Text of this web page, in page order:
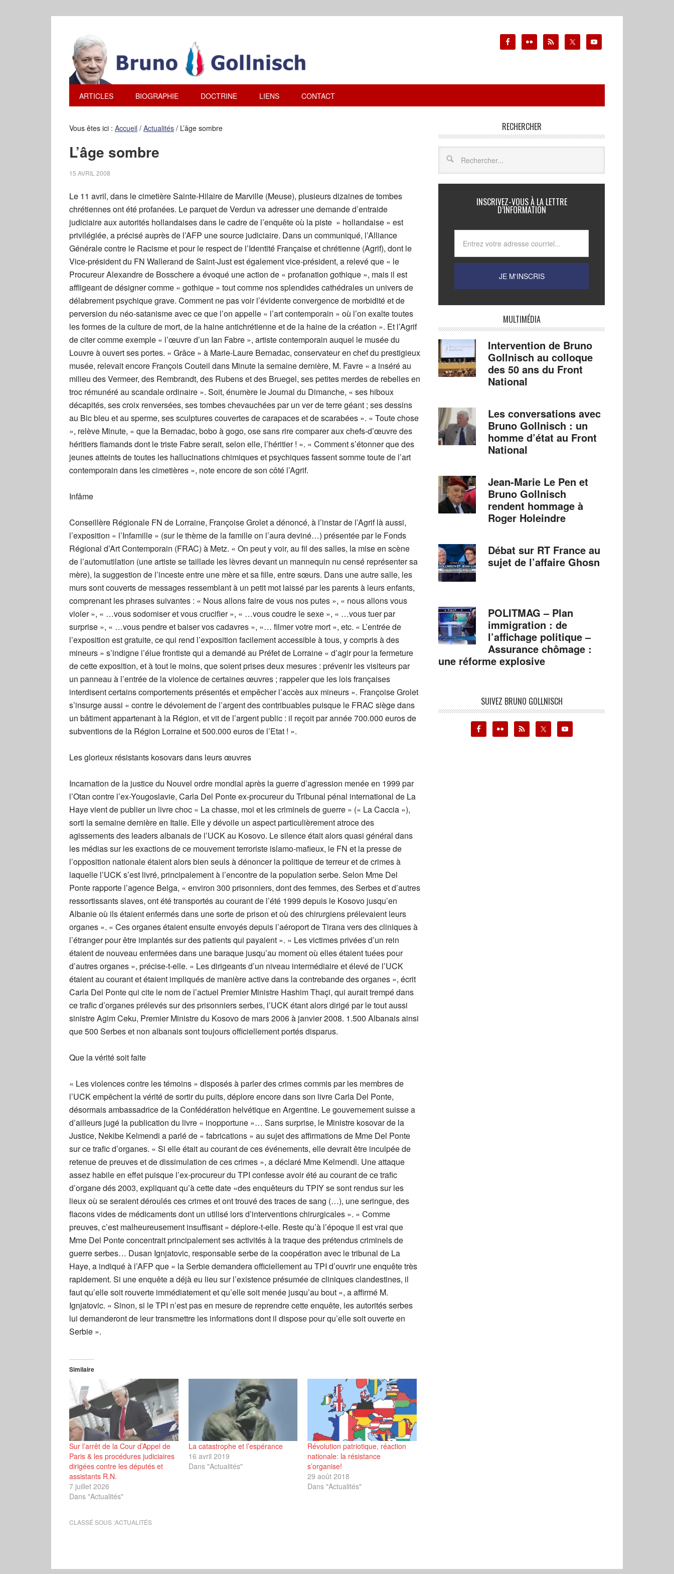
ARTICLES BIOGRAPHIE DOCTRINE LIENS CONTACT
Vous êtes ici : Accueil / Actualités / L’âge sombre
L’âge sombre
15 AVRIL 2008
Le 11 avril, dans le cimetière Sainte-Hilaire de Marville (Meuse), plusieurs dizaines de tombes
chrétiennes ont été profanées. Le parquet de Verdun va adresser une demande d’entraide
judiciaire aux autorités hollandaises dans le cadre de l’enquête où la piste » hollandaise » est
privilégiée, a précisé auprès de l’AFP une source judiciaire. Dans un communiqué, l’Alliance
Générale contre le Racisme et pour le respect de l’Identité Française et chrétienne (Agrif), dont le
Vice-président du FN Wallerand de Saint-Just est également vice-président, a relevé que « le
Procureur Alexandre de Bosschere a évoqué une action de « profanation gothique », mais il est
affligeant de désigner comme « gothique » tout comme nos splendides cathédrales un univers de
délabrement psychique grave. Comment ne pas voir l’évidente convergence de morbidité et de
perversion du néo-satanisme avec ce que l’on appelle « l’art contemporain » où l’on exalte toutes
les formes de la culture de mort, de la haine antichrétienne et de la haine de la création ». Et l’Agrif
de citer comme exemple « l’œuvre d’un Ian Fabre », artiste contemporain auquel le musée du
Louvre à ouvert ses portes. « Grâce » à Marie-Laure Bernadac, conservateur en chef du prestigieux
musée, relevait encore François Couteil dans Minute la semaine dernière, M. Favre « a inséré au
milieu des Vermeer, des Rembrandt, des Rubens et des Bruegel, ses petites merdes de rebelles en
troc rémunéré au scandale ordinaire ». Soit, énumère le Journal du Dimanche, « ses hiboux
décapités, ses croix renversées, ses tombes chevauchées par un ver de terre géant ; ses dessins
au Bic bleu et au sperme, ses sculptures couvertes de carapaces et de scarabées ». « Toute chose
», relève Minute, « que la Bernadac, bobo à gogo, ose sans rire comparer aux chefs-d’œuvre des
héritiers flamands dont le triste Fabre serait, selon elle, l’héritier ! ». « Comment s’étonner que des
jeunes atteints de toutes les hallucinations chimiques et psychiques fassent somme toute de l’art
contemporain dans les cimetières », note encore de son côté l’Agrif.
Infâme
Conseillère Régionale FN de Lorraine, Françoise Grolet a dénoncé, à l’instar de l’Agrif là aussi,
l’exposition « l’Infamille » (sur le thème de la famille on l’aura deviné…) présentée par le Fonds
Régional d’Art Contemporain (FRAC) à Metz. « On peut y voir, au fil des salles, la mise en scène
de l’automutilation (une artiste se taillade les lèvres devant un mannequin nu censé représenter sa
mère), la suggestion de l’inceste entre une mère et sa fille, entre sœurs. Dans une autre salle, les
murs sont couverts de messages ressemblant à un petit mot laissé par les parents à leurs enfants,
comprenant les phrases suivantes : « Nous allons faire de vous nos putes », « nous allons vous
violer », « …vous sodomiser et vous crucifier », « …vous coudre le sexe », « …vous tuer par
surprise », « …vous pendre et baiser vos cadavres », «… filmer votre mort », etc. « L’entrée de
l’exposition est gratuite, ce qui rend l’exposition facilement accessible à tous, y compris à des
mineurs » s’indigne l’élue frontiste qui a demandé au Préfet de Lorraine « d’agir pour la fermeture
de cette exposition, et à tout le moins, que soient prises deux mesures : prévenir les visiteurs par
un panneau à l’entrée de la violence de certaines œuvres ; rappeler que les lois françaises
interdisent certains comportements présentés et empêcher l’accès aux mineurs ». Françoise Grolet
s’insurge aussi « contre le dévoiement de l’argent des contribuables puisque le FRAC siège dans
un bâtiment appartenant à la Région, et vit de l’argent public : il reçoit par année 700.000 euros de
subventions de la Région Lorraine et 500.000 euros de l’Etat ! ».
Les glorieux résistants kosovars dans leurs œuvres
Incarnation de la justice du Nouvel ordre mondial après la guerre d’agression menée en 1999 par
l’Otan contre l’ex-Yougoslavie, Carla Del Ponte ex-procureur du Tribunal pénal international de La
Haye vient de publier un livre choc « La chasse, moi et les criminels de guerre » (« La Caccia »),
sorti la semaine dernière en Italie. Elle y dévoile un aspect particulièrement atroce des
agissements des leaders albanais de l’UCK au Kosovo. Le silence était alors quasi général dans
les médias sur les exactions de ce mouvement terroriste islamo-mafieux, le FN et la presse de
l’opposition nationale étaient alors bien seuls à dénoncer la politique de terreur et de crimes à
laquelle l’UCK s’est livré, principalement à l’encontre de la population serbe. Selon Mme Del
Ponte rapporte l’agence Belga, « environ 300 prisonniers, dont des femmes, des Serbes et d’autres
ressortissants slaves, ont été transportés au courant de l’été 1999 depuis le Kosovo jusqu’en
Albanie où ils étaient enfermés dans une sorte de prison et où des chirurgiens prélevaient leurs
organes ». « Ces organes étaient ensuite envoyés depuis l’aéroport de Tirana vers des cliniques à
l’étranger pour être implantés sur des patients qui payaient ». « Les victimes privées d’un rein
étaient de nouveau enfermées dans une baraque jusqu’au moment où elles étaient tuées pour
d’autres organes », précise-t-elle. « Les dirigeants d’un niveau intermédiaire et élevé de l’UCK
étaient au courant et étaient impliqués de manière active dans la contrebande des organes », écrit
Carla Del Ponte qui cite le nom de l’actuel Premier Ministre Hashim Thaçi, qui aurait trempé dans
ce trafic d’organes prélevés sur des prisonniers serbes, l’UCK étant alors dirigé par le tout aussi
sinistre Agim Ceku, Premier Ministre du Kosovo de mars 2006 à janvier 2008. 1.500 Albanais ainsi
que 500 Serbes et non albanais sont toujours officiellement portés disparus.
Que la vérité soit faite
« Les violences contre les témoins » disposés à parler des crimes commis par les membres de
l’UCK empêchent la vérité de sortir du puits, déplore encore dans son livre Carla Del Ponte,
désormais ambassadrice de la Confédération helvétique en Argentine. Le gouvernement suisse a
d’ailleurs jugé la publication du livre « inopportune »… Sans surprise, le Ministre kosovar de la
Justice, Nekibe Kelmendi a parlé de « fabrications » au sujet des affirmations de Mme Del Ponte
sur ce trafic d’organes. « Si elle était au courant de ces événements, elle devrait être inculpée de
retenue de preuves et de dissimulation de ces crimes », a déclaré Mme Kelmendi. Une attaque
assez habile en effet puisque l’ex-procureur du TPI confesse avoir été au courant de ce trafic
d’organe dés 2003, expliquant qu’à cette date «des enquêteurs du TPIY se sont rendus sur les
lieux où se seraient déroulés ces crimes et ont trouvé des traces de sang (…), une seringue, des
flacons vides de médicaments dont un utilisé lors d’interventions chirurgicales ». « Comme
preuves, c’est malheureusement insuffisant » déplore-t-elle. Reste qu’à l’époque il est vrai que
Mme Del Ponte concentrait principalement ses activités à la traque des prétendus criminels de
guerre serbes… Dusan Ignjatovic, responsable serbe de la coopération avec le tribunal de La
Haye, a indiqué à l’AFP que « la Serbie demandera officiellement au TPI d’ouvrir une enquête très
rapidement. Si une enquête a déjà eu lieu sur l’existence présumée de cliniques clandestines, il
faut qu’elle soit rouverte immédiatement et qu’elle soit menée jusqu’au bout », a affirmé M.
Ignjatovic. « Sinon, si le TPI n’est pas en mesure de reprendre cette enquête, les autorités serbes
lui demanderont de leur transmettre les informations dont il dispose pour qu’elle soit ouverte en
Serbie ».
Similaire
Sur l’arrêt de la Cour d’Appel de
Paris & les procédures judiciaires
dirigées contre les députés et
assistants R.N.
7 juillet 2026
Dans "Actualités"
La catastrophe et l’espérance
16 avril 2019
Dans "Actualités"
Révolution patriotique, réaction
nationale: la résistance
s’organise!
29 août 2018
Dans "Actualités"
CLASSÉ SOUS :ACTUALITÉS
RECHERCHER
INSCRIVEZ-VOUS À LA LETTRE
D’INFORMATION
MULTIMÉDIA
Intervention de Bruno
Gollnisch au colloque
des 50 ans du Front
National
Les conversations avec
Bruno Gollnisch : un
homme d’état au Front
National
Jean-Marie Le Pen et
Bruno Gollnisch
rendent hommage à
Roger Holeindre
Débat sur RT France au
sujet de l’affaire Ghosn
POLITMAG – Plan
immigration : de
l’affichage politique –
Assurance chômage :
une réforme explosive
SUIVEZ BRUNO GOLLNISCH